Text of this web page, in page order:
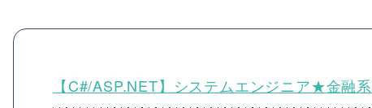
【C#/ASP.NET】システムエンジニア★金融